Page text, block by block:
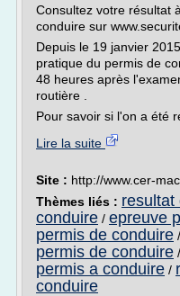
Consultez votre résultat
conduire sur
Depuis le 19 janvier
pratique du permis de
48 heures après
routière .
Pour savoir si l'on a été
Lire la suite
Site : http://www.cer-
Thèmes liés : resultat
conduire / epreuve
permis de conduire /
permis de conduire /
permis a conduire /
conduire